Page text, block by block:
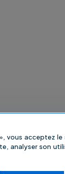
vous acceptez
analyser son